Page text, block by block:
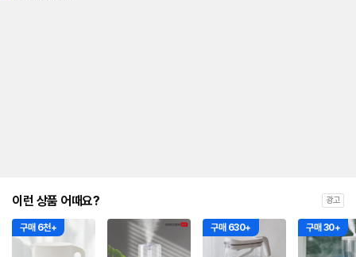
이런 상품 어때요? 광고
구매 6천+ 구매 630+ 구매 30+